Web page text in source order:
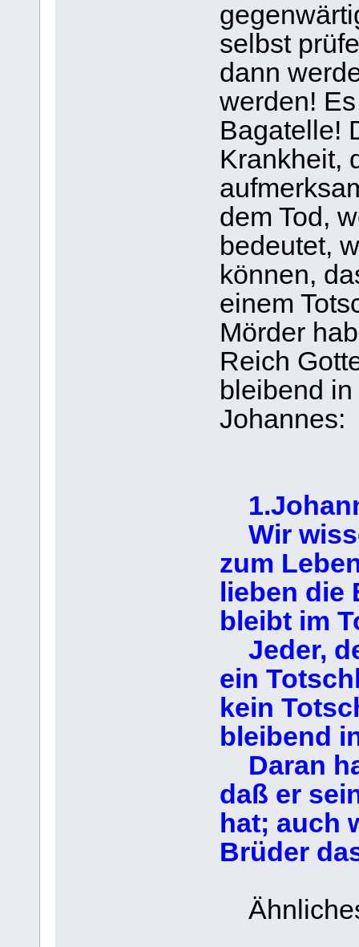
selbst
dann
werden!
Bagatelle!
Krankheit,
dem Tod,
bedeutet,
können,
einem
Mörder
Reich
bleibend
Johannes:
Wir
zum
lieben die
bleibt im
Jeder,
ein
kein
bleibend
Daran
daß er
hat; auch
Brüder